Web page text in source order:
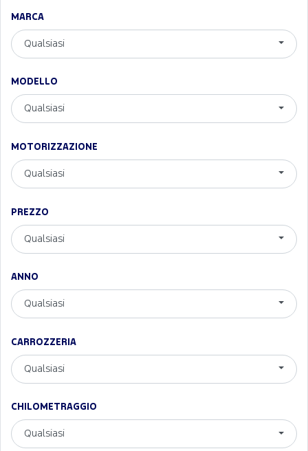
MARCA
Qualsiasi
MODELLO
Qualsiasi
MOTORIZZAZIONE
Qualsiasi
PREZZO
Qualsiasi
ANNO
Qualsiasi
CARROZZERIA
Qualsiasi
CHILOMETRAGGIO
Qualsiasi